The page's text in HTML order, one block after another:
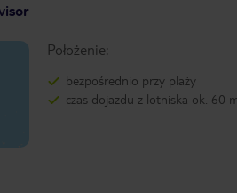
Położenie:
bezpośrednio przy plaży
czas dojazdu z lotniska ok. 60